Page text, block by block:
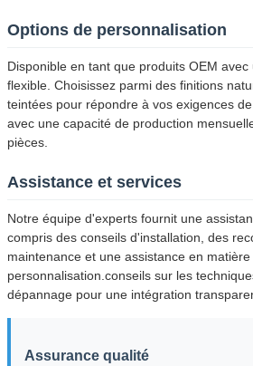
Options de personnalisation
Disponible en tant que produits OEM
flexible. Choisissez parmi des finitions
teintées pour répondre à vos exigences
avec une capacité de production
pièces.
Assistance et services
Notre équipe d'experts fournit une
compris des conseils d'installation, des
maintenance et une assistance en matière
personnalisation.conseils sur les
dépannage pour une intégration
Assurance qualité